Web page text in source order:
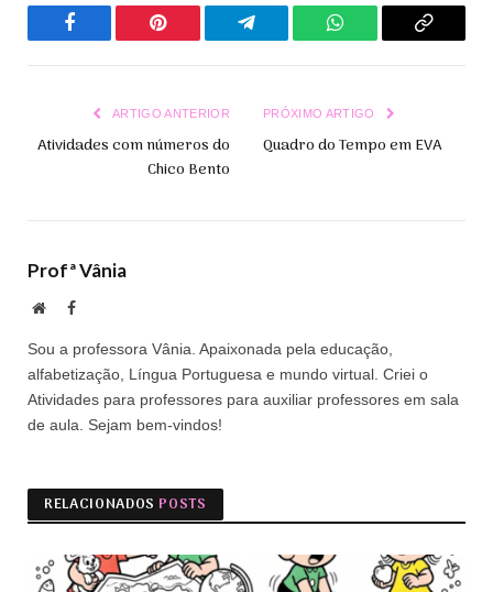
Facebook Pinterest Telegrama WhatsAppCopiar
ARTIGO ANTERIOR
Atividades com números do
Chico Bento
PRÓXIMO ARTIGO
Quadro do Tempo em EVA
Profª Vânia
Site Facebook
Sou a professora Vânia. Apaixonada pela educação,
alfabetização, Língua Portuguesa e mundo virtual. Criei o
Atividades para professores para auxiliar professores em sala
de aula. Sejam bem-vindos!
RELACIONADOS POSTS